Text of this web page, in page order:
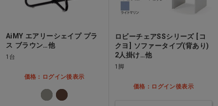
AiMY エアリーシェイプ プラ
ス ブラウン…他
1台
価格：ログイン後表示
ロビーチェアSSシリーズ [コ
クヨ] ソファータイプ(背あり)
2人掛け…他
1脚
価格：ログイン後表示